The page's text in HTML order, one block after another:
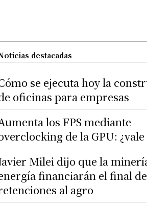
destacadas
se ejecuta hoy la
oficinas para empresas
los FPS mediante
de la GPU: ¿vale
Milei dijo que la
financiarán el final
al agro